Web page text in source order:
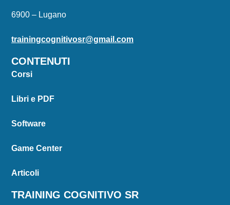
6900 – Lugano
trainingcognitivosr@gmail.com
CONTENUTI
Corsi
Libri e PDF
Software
Game Center
Articoli
TRAINING COGNITIVO SR